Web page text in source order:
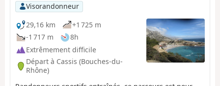
Visorandonneur
29,16 km
+1 725 m
-1 717 m
8h
Extrêmement difficile
Départ à Cassis (Bouches-du-
Rhône)